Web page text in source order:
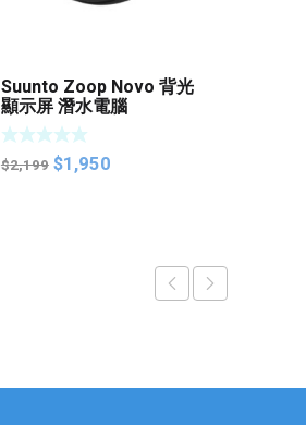
Suunto Zoop Novo 背光
顯示屏 潛水電腦
$2,199 Original
$1,950Current